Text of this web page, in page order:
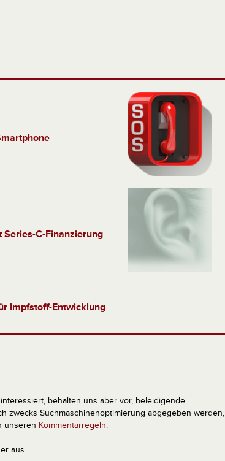
C-Finanzierung
Impfstoff-Entwicklung
behalten uns aber vor, beleidigende
zwecks Suchmaschinenoptimierung abgegeben werden,
unseren Kommentarregeln.
aus.